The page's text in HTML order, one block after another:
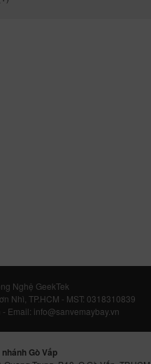
Nghệ GeekTek
Nhì, TP.HCM - MST: 0318310839
Email: info@sanvemaybay.vn
Gò Vấp